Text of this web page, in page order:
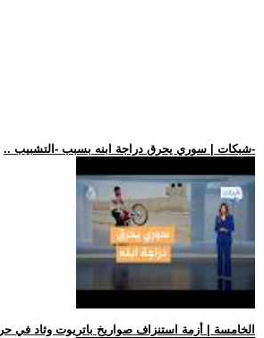
.. شبكات | سوري يحرق دراجة ابنه بسبب -التشبيب-
.. الخامسة | أزمة استنزاف صواريخ باتريوت وثاد في